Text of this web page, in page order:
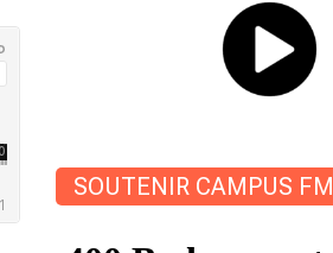
SOUTENIR CAMPUS FM